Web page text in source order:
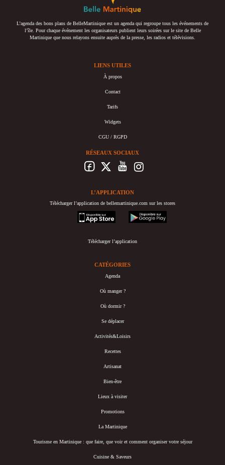
L’agenda des bons plans de BelleMartinique est un agenda qui regroupe tous les événements de
l’île. Pour chaque événement les organisateurs publient leurs soirées sur le site de Belle
Martinique que nous relayons ensuite auprès de la presse, les radios et télévisions.
LIENS UTILES
À propos
Contact
Tarifs
Widgets
CGU / RGPD
RÉSEAUX SOCIAUX
L’APPLICATION
Télécharger l’application de bellemartinique.com sur les stores
appstore
googleplay
Télécharger l’application
CATÉGORIES
Agenda
Où manger ?
Où dormir ?
Se déplacer
Activités&Loisirs
Recettes
Artisanat
Bien-être
Lieux à visiter
Promotions
La Martinique
Tourisme en Martinique : que faire, que voir et comment organiser votre séjour
Cuisine & Saveurs